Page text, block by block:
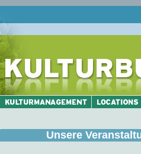
Unsere